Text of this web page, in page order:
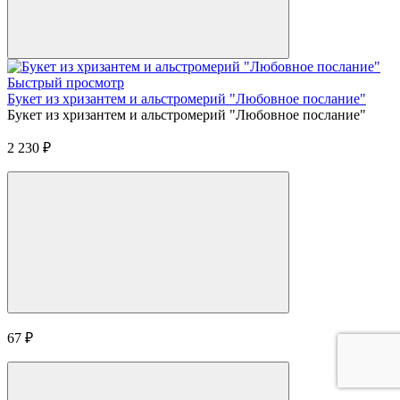
Быстрый просмотр
Букет из хризантем и альстромерий "Любовное послание"
Букет из хризантем и альстромерий "Любовное послание"
2 230 ₽
67 ₽